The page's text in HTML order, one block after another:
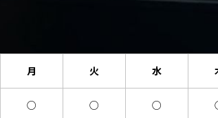
月 火 水
○ ○ ○